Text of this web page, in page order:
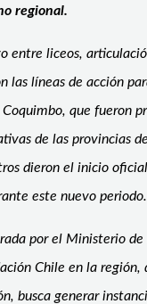
regional.
entre liceos,
las líneas de acción
Coquimbo, que fueron
de las provincias
dieron el inicio
este nuevo periodo.
por el Ministerio de
Chile en la región,
busca generar